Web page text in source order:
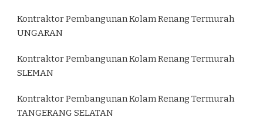
Kontraktor Pembangunan Kolam Renang Termurah
UNGARAN
Kontraktor Pembangunan Kolam Renang Termurah
SLEMAN
Kontraktor Pembangunan Kolam Renang Termurah
TANGERANG SELATAN